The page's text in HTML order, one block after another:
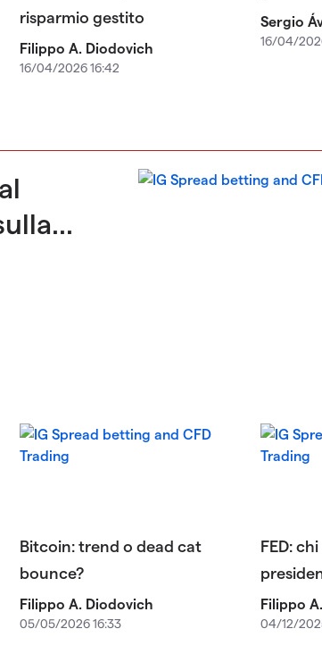
risparmio gestito
Filippo A. Diodovich
16/04/2026 16:42
Sergio
16/04/
Bitcoin: trend o dead cat
bounce?
Filippo A. Diodovich
05/05/2026 16:33
FED:
Filippo
04/12/